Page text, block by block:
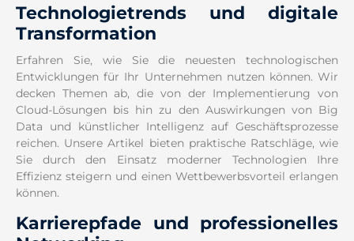
Technologietrends und digitale
Transformation
Erfahren Sie, wie Sie die neuesten technologischen
Entwicklungen für Ihr Unternehmen nutzen können. Wir
decken Themen ab, die von der Implementierung von
Cloud-Lösungen bis hin zu den Auswirkungen von Big
Data und künstlicher Intelligenz auf Geschäftsprozesse
reichen. Unsere Artikel bieten praktische Ratschläge, wie
Sie durch den Einsatz moderner Technologien Ihre
Effizienz steigern und einen Wettbewerbsvorteil erlangen
können.
Karrierepfade und professionelles